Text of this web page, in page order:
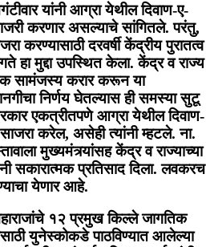
यांनी आग्रा येथील दिवाण-ए-
करणार असल्याचे सांगितले. परंतु,
करण्यासाठी दरवर्षी केंद्रीय पुरातत्व
हा मुद्दा उपस्थित केला. केंद्र व राज्य
एक सामंजस्य करार करून या
निर्णय घेतल्यास ही समस्या सुटू
एकत्रीतपणे आग्रा येथील दिवाण-
करेल, असेही त्यांनी म्हटले. ना.
मुख्यमंत्र्यांसह केंद्र व राज्याच्या
सकारात्मक प्रतिसाद दिला. लवकरच
येणार आहे.
१२ प्रमुख किल्ले जागतिक
युनेस्कोकडे पाठविण्यात आलेल्या